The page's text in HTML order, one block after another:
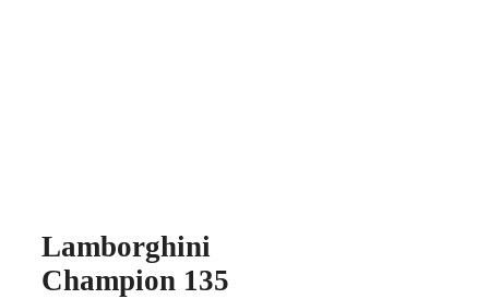
Lamborghini
Champion 135